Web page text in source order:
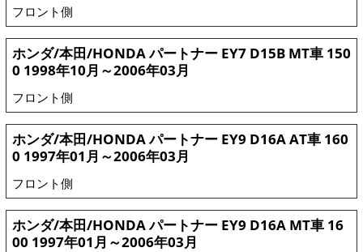
フロント側
ホンダ/本田/HONDA パートナー EY7 D15B MT車 150
0 1998年10月～2006年03月
フロント側
ホンダ/本田/HONDA パートナー EY9 D16A AT車 160
0 1997年01月～2006年03月
フロント側
ホンダ/本田/HONDA パートナー EY9 D16A MT車 16
00 1997年01月～2006年03月